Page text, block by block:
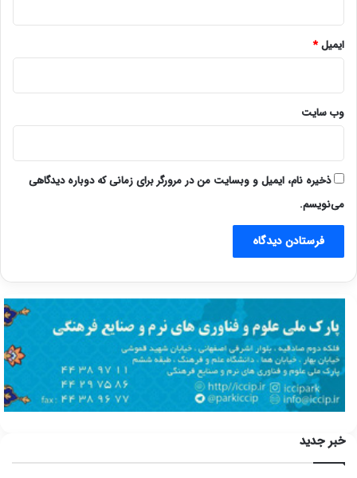
ایمیل*
وب‌ سایت
ذخیره نام، ایمیل و وبسایت من در مرورگر برای زمانی که دوباره دیدگاهی
می‌نویسم.
خبر جدید